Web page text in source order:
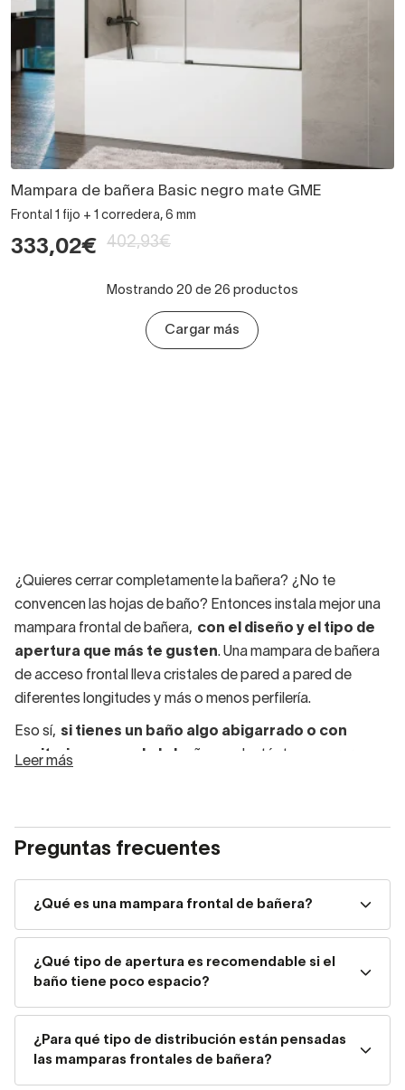
Mampara de bañera Basic negro mate GME
Frontal 1 fijo + 1 corredera, 6 mm
333,02€ 402,93€
Mostrando 20 de 26 productos
Cargar más
¿Quieres cerrar completamente la bañera? ¿No te
convencen las hojas de baño? Entonces instala mejor una
mampara frontal de bañera, con el diseño y el tipo de
apertura que más te gusten. Una mampara de bañera
de acceso frontal lleva cristales de pared a pared de
diferentes longitudes y más o menos perfilería.
Eso sí, si tienes un baño algo abigarrado o con
sanitarios cerca de la bañera
, plantéate comprar
diferencia de lasmamparas de baño de puertas
abatibles).
Elige la mampara frontal de
bañera perfecta para tu
espacio
Las mamparas de bañera frontales están pensadas
baños
: bañeras encajadas entre tres paredes. En
Leer más
Preguntas frecuentes
¿Qué es una mampara frontal de bañera?
¿Qué tipo de apertura es recomendable si el
baño tiene poco espacio?
¿Para qué tipo de distribución están pensadas
las mamparas frontales de bañera?